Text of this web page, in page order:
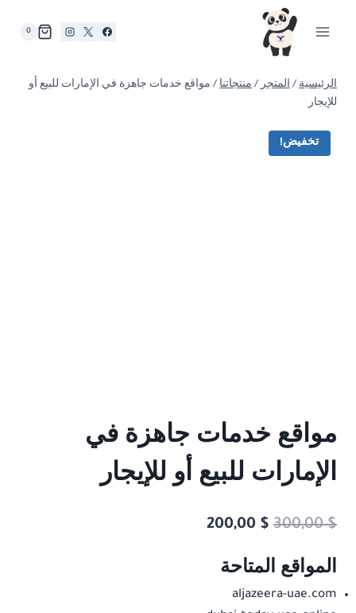
0
الرئيسية / المتجر / منتجاتنا / مواقع خدمات جاهزة في الإمارات للبيع أو
للإيجار
تخفيض!
مواقع خدمات جاهزة في
الإمارات للبيع أو للإيجار
300,00$
السعر
هو:
300,00 $.
200,00 $
السعر
المواقع المتاحة
aljazeera-uae.com